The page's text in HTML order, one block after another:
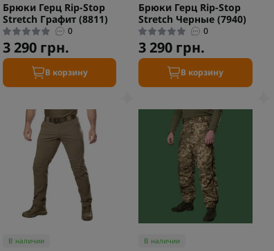
Брюки Герц Rip-Stop
Stretch Графит (8811)
0
3 290 грн.
В корзину
Брюки Герц Rip-Stop
Stretch Черные (7940)
0
3 290 грн.
В корзину
В наличии В наличии